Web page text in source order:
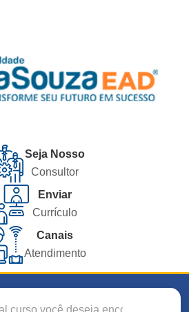
Seja Nosso
Consultor
Enviar
Currículo
Canais
Atendimento